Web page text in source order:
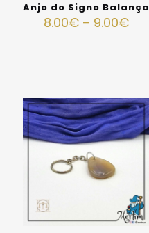
Anjo do Signo Balança
8.00€ – 9.00€